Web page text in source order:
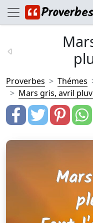
Proverbes Thémes
Mars gris, avril